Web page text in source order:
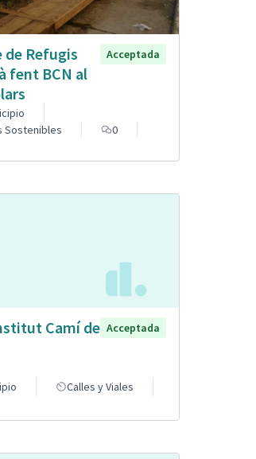
de Refugis
fent BCN al
Acceptada
Sostenibles
0
Camí de Acceptada
Calles y Viales